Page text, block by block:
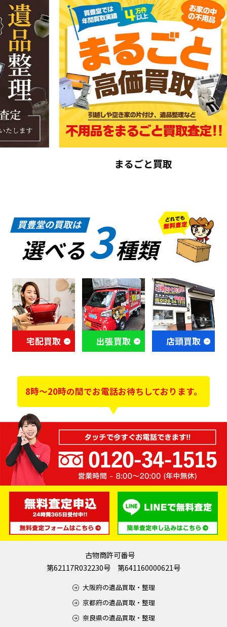
まるごと買取
買豊堂の買取は
選べる3種類
宅配買取 出張買取 店頭買取
8時～20時の間でお電話お待ちしております。
古物商許可番号
第62117R032230号 第641160000621号
大阪府の遺品買取・整理
京都府の遺品買取・整理
奈良県の遺品買取・整理